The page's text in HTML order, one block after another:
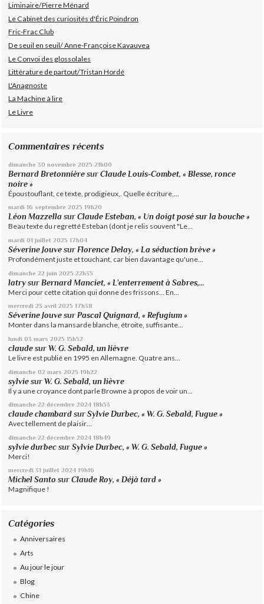
Liminaire/Pierre Ménard
Le Cabinet des curiosités d'Éric Poindron
Fric-Frac Club
De seuil en seuil/ Anne-Françoise Kavauvea
Le Convoi des glossolales
Littérature de partout/Tristan Hordé
L'Anagnoste
La Machine à lire
Le Livre
Commentaires récents
dimanche 30 novembre 2025 21h00
Bernard Bretonnière surClaude Louis-Combet, « Blesse, ronce
noire »
Époustouflant, ce texte, prodigieux,. Quelle écriture,...
mardi 16 septembre 2025 19h20
Léon Mazzella surClaude Esteban, « Un doigt posé sur la bouche »
Beau texte du regretté Esteban (dont je relis souvent "Le...
mardi 01 juillet 2025 17h04
Séverine Jouve surFlorence Delay, « La séduction brève »
Profondément juste et touchant, car bien davantage qu'une...
dimanche 22 juin 2025 22h35
latry surBernard Manciet, « L’enterrement à Sabres,...
Merci pour cette citation qui donne des frissons... En...
mercredi 23 avril 2025 17h38
Séverine Jouve surPascal Quignard, « Refugium »
Monter dans la mansarde blanche, étroite, suffisante...
lundi 03 mars 2025 15h52
claude surW. G. Sebald, un lièvre
Le livre est publié en 1995 en Allemagne. Quatre ans...
dimanche 02 mars 2025 19h22
sylvie surW. G. Sebald, un lièvre
Il y a une croyance dont parle Browne à propos de voir un...
dimanche 22 décembre 2024 18h53
claude chambard surSylvie Durbec, « W. G. Sebald, Fugue »
Avec tellement de plaisir…
dimanche 22 décembre 2024 18h49
sylvie durbec surSylvie Durbec, « W. G. Sebald, Fugue »
Merci!
mercredi 31 juillet 2024 19h16
Michel Santo surClaude Roy, « Déjà tard »
Magnifique !
Catégories
Anniversaires
Arts
Au jour le jour
Blog
Chine